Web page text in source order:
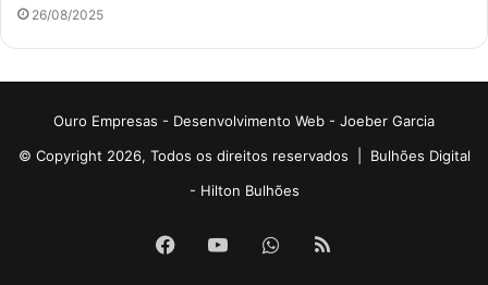
26/08/2025
Ouro Empresas - Desenvolvimento Web - Joeber Garcia
© Copyright 2026, Todos os direitos reservados | Bulhões Digital
- Hilton Bulhões
Facebook
YouTubeWhatsApp
RSS